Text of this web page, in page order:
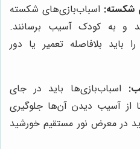
شکسته: اسباب‌بازی‌های شکسته
و به کودک آسیب برسانند.
باید بلافاصله تعمیر یا دور
اسباب‌بازی‌ها باید در جای
از آسیب دیدن آن‌ها جلوگیری
در معرض نور مستقیم خورشید